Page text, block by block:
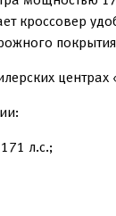
кроссовер
л.с.;